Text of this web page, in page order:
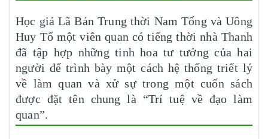
Học giả Lã Bản Trung thời Nam Tống và Uông
Huy Tổ một viên quan có tiếng thời nhà Thanh
đã tập hợp những tinh hoa tư tưởng của hai
người để trình bày một cách hệ thống triết lý
về làm quan và xử sự trong một cuốn sách
được đặt tên chung là “Trí tuệ về đạo làm
quan”.